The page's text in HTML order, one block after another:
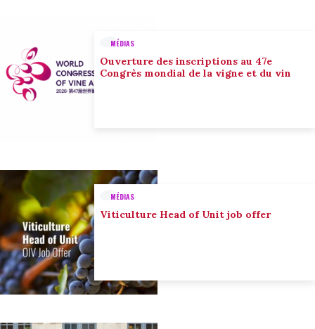
MÉDIAS
Ouverture des inscriptions au 47e
Congrès mondial de la vigne et du vin
MÉDIAS
Viticulture Head of Unit job offer